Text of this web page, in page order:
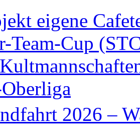
eigene
Team-Cup
2026 –